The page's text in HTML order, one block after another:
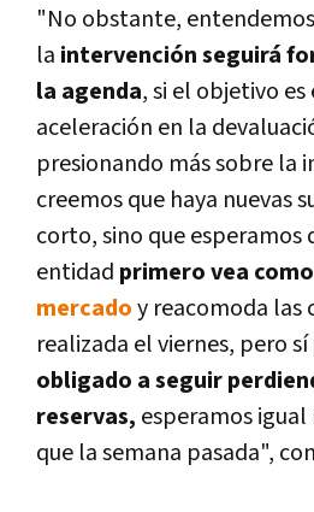
"No obstante,
la intervención seguirá
la agenda, si el objetivo
aceleración en la
presionando más sobre la
creemos que haya nuevas
corto, sino que esperamos
entidad primero vea
mercadoy reacomoda las
realizada el viernes, pero sí­
obligado a seguir
reservas, esperamos
que la semana pasada",